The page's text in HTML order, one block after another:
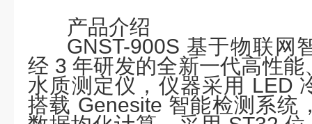
产品介绍
GNST-900S 基于物联网
经 3 年研发的全新一代高性
水质测定仪，仪器采用 LED
搭载 Genesite 智能检测系统